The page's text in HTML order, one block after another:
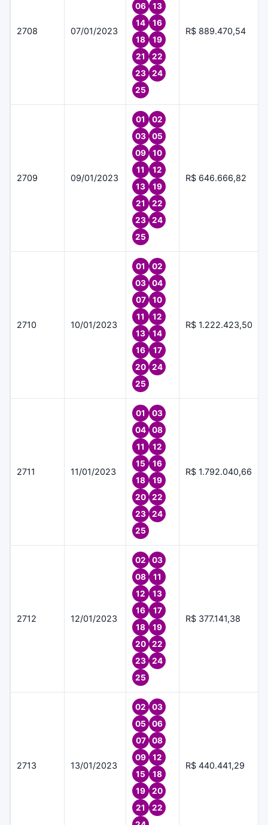
2708 07/01/2023
06
13
14
16
18
19
21
22
23
24
25
R$ 889.470,54
2709 09/01/2023
01
02
03
05
09
10
11
12
13
19
21
22
23
24
25
R$ 646.666,82
2710 10/01/2023
01
02
03
04
07
10
11
12
13
14
16
17
20
24
25
R$ 1.222.423,50
2711 11/01/2023
01
03
04
08
11
12
15
16
18
19
20
22
23
24
25
R$ 1.792.040,66
2712 12/01/2023
02
03
08
11
12
13
16
17
18
19
20
22
23
24
25
R$ 377.141,38
2713 13/01/2023
02
03
05
06
07
08
09
12
15
18
19
20
21
22
R$ 440.441,29